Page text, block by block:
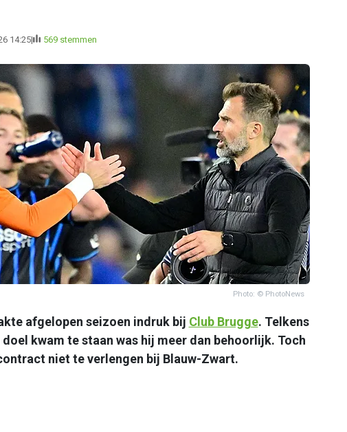
14:25 569 stemmen
Photo: © PhotoNews
afgelopen seizoen indruk bij Club Brugge. Telkens
kwam te staan was hij meer dan behoorlijk. Toch
niet te verlengen bij Blauw-Zwart.